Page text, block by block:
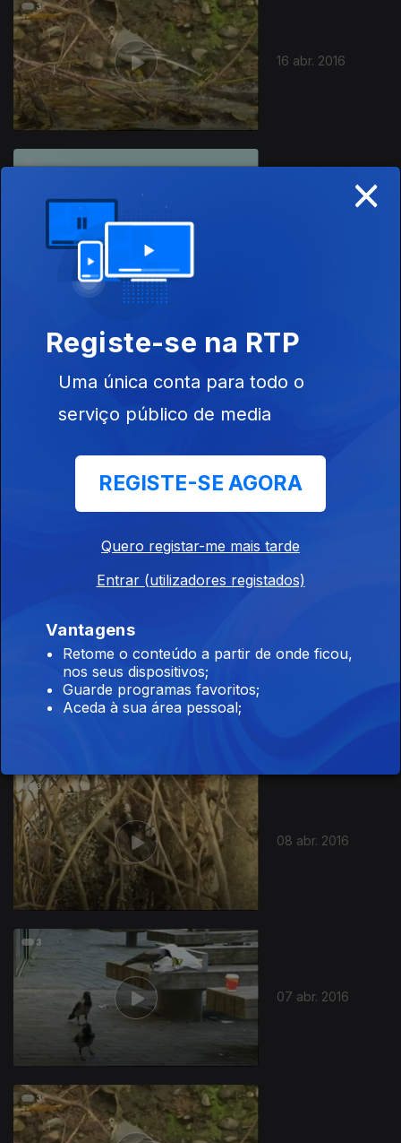
16 abr. 2016
08 abr. 2016
07 abr. 2016
×
Registe-se na RTP
Uma única conta para todo o
serviço público de media
REGISTE-SE AGORA
Quero registar-me mais tarde
Entrar (utilizadores registados)
Vantagens
Retome o conteúdo a partir de onde ficou,
nos seus dispositivos;
Guarde programas favoritos;
Aceda à sua área pessoal;